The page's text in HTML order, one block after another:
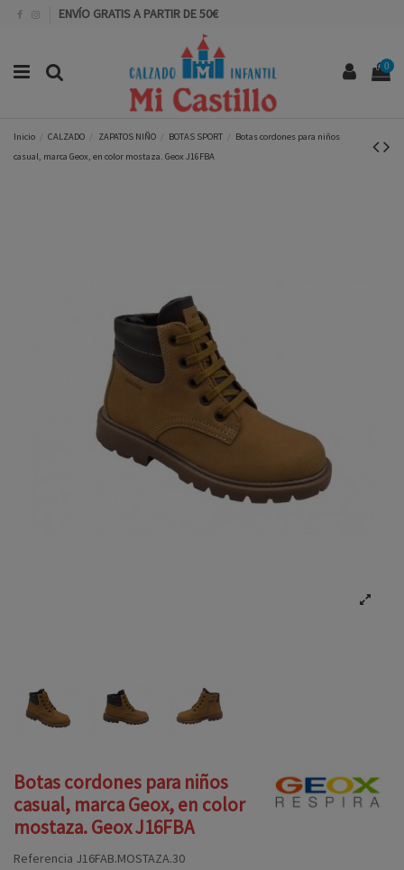
ENVÍO GRATIS A PARTIR DE 50€
0
Inicio CALZADO ZAPATOS NIÑO BOTAS SPORT
Botas cordones para niños
casual, marca Geox, en color mostaza. Geox J16FBA
Botas cordones para niños
casual, marca Geox, en color
mostaza. Geox J16FBA
Referencia J16FAB.MOSTAZA.30